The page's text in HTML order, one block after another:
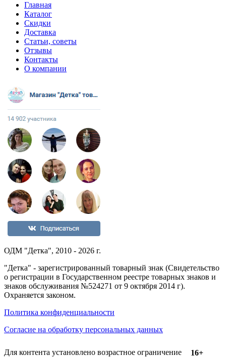
Главная
Каталог
Скидки
Доставка
Статьи, советы
Отзывы
Контакты
О компании
ОДМ "Детка", 2010 - 2026 г.
"Детка" - зарегистрированный товарный знак (Свидетельство
о регистрации в Государственном реестре товарных знаков и
знаков обслуживания №524271 от 9 октября 2014 г).
Охраняется законом.
Политика конфиденциальности
Согласие на обработку персональных данных
Для контента установлено возрастное ограничение 16+